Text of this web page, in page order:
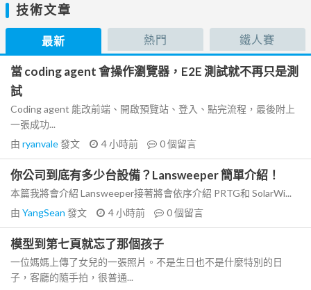
技術文章
最新 熱門 鐵人賽
當 coding agent 會操作瀏覽器，E2E 測試就不再只是測
試
Coding agent 能改前端、開啟預覽站、登入、點完流程，最後附上
一張成功...
由 ryanvale發文 4 小時前 0個留言
你公司到底有多少台設備？Lansweeper 簡單介紹！
本篇我將會介紹 Lansweeper接著將會依序介紹 PRTG和 SolarWi...
由 YangSean 發文 4 小時前 0個留言
模型到第七頁就忘了那個孩子
一位媽媽上傳了女兒的一張照片。不是生日也不是什麼特別的日
子，客廳的隨手拍，很普通...